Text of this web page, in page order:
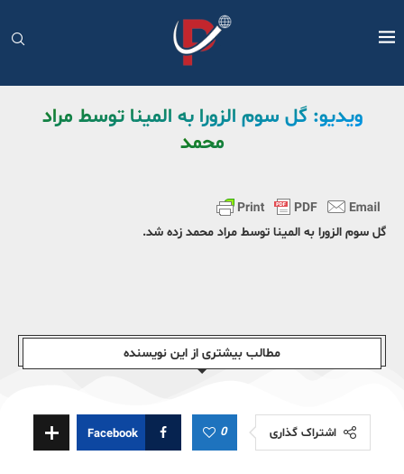
ویدیو: گل سوم الزورا به المینا توسط مراد
محمد
گل سوم الزورا به المینا توسط مراد محمد زده شد.
مطالب بیشتری از این نویسندە
اشتراک گذاری 0
Facebook